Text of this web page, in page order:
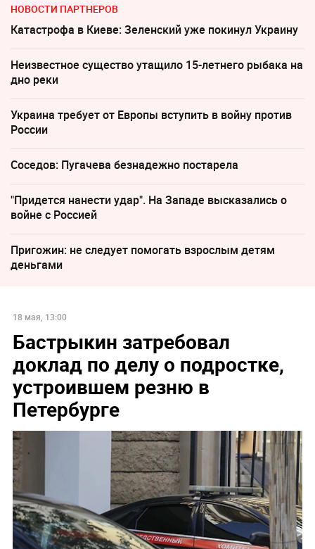
НОВОСТИ ПАРТНЕРОВ
Катастрофа в Киеве: Зеленский уже покинул Украину
Неизвестное существо утащило 15-летнего рыбака на
дно реки
Украина требует от Европы вступить в войну против
России
Соседов: Пугачева безнадежно постарела
"Придется нанести удар". На Западе высказались о
войне с Россией
Пригожин: не следует помогать взрослым детям
деньгами
18 мая, 13:00
Бастрыкин затребовал
доклад по делу о подростке,
устроившем резню в
Петербурге